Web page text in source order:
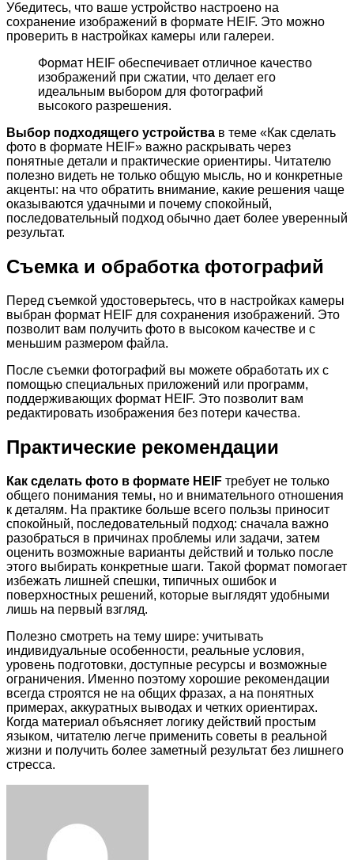
Убедитесь, что ваше устройство настроено на
сохранение изображений в формате HEIF. Это можно
проверить в настройках камеры или галереи.
Формат HEIF обеспечивает отличное качество
изображений при сжатии, что делает его
идеальным выбором для фотографий
высокого разрешения.
Выбор подходящего устройства в теме «Как сделать
фото в формате HEIF» важно раскрывать через
понятные детали и практические ориентиры. Читателю
полезно видеть не только общую мысль, но и конкретные
акценты: на что обратить внимание, какие решения чаще
оказываются удачными и почему спокойный,
последовательный подход обычно дает более уверенный
результат.
Съемка и обработка фотографий
Перед съемкой удостоверьтесь, что в настройках камеры
выбран формат HEIF для сохранения изображений. Это
позволит вам получить фото в высоком качестве и с
меньшим размером файла.
После съемки фотографий вы можете обработать их с
помощью специальных приложений или программ,
поддерживающих формат HEIF. Это позволит вам
редактировать изображения без потери качества.
Практические рекомендации
Как сделать фото в формате HEIF требует не только
общего понимания темы, но и внимательного отношения
к деталям. На практике больше всего пользы приносит
спокойный, последовательный подход: сначала важно
разобраться в причинах проблемы или задачи, затем
оценить возможные варианты действий и только после
этого выбирать конкретные шаги. Такой формат помогает
избежать лишней спешки, типичных ошибок и
поверхностных решений, которые выглядят удобными
лишь на первый взгляд.
Полезно смотреть на тему шире: учитывать
индивидуальные особенности, реальные условия,
уровень подготовки, доступные ресурсы и возможные
ограничения. Именно поэтому хорошие рекомендации
всегда строятся не на общих фразах, а на понятных
примерах, аккуратных выводах и четких ориентирах.
Когда материал объясняет логику действий простым
языком, читателю легче применить советы в реальной
жизни и получить более заметный результат без лишнего
стресса.